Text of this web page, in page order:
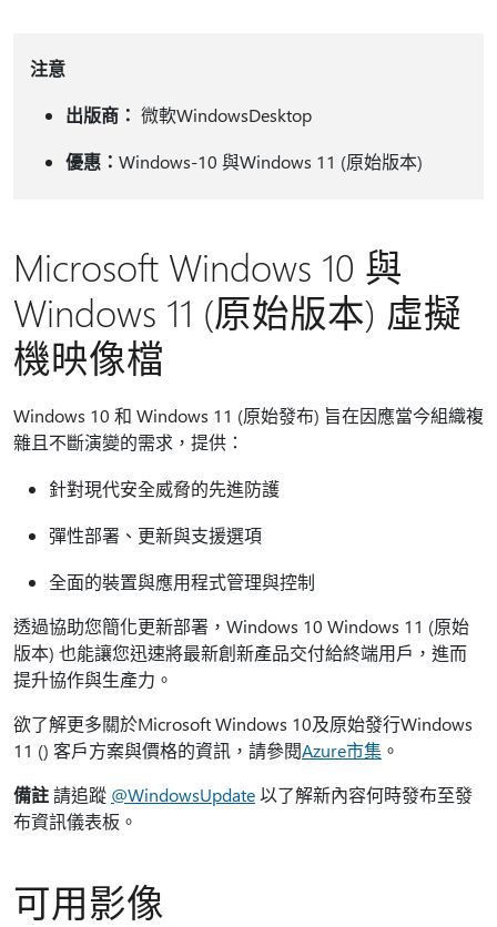
注意
出版商： 微軟WindowsDesktop
優惠： Windows-10 與Windows 11 (原始版本)
Microsoft Windows 10 與
Windows 11 (原始版本) 虛擬
機映像檔
Windows 10 和 Windows 11 (原始發布) 旨在因應當今組織複
雜且不斷演變的需求，提供：
針對現代安全威脅的先進防護
彈性部署、更新與支援選項
全面的裝置與應用程式管理與控制
透過協助您簡化更新部署，Windows 10 Windows 11 (原始
版本) 也能讓您迅速將最新創新產品交付給終端用戶，進而
提升協作與生產力。
欲了解更多關於Microsoft Windows 10及原始發行Windows
11 () 客戶方案與價格的資訊，請參閱Azure市集 。
備註請追蹤 @WindowsUpdate以了解新內容何時發布至發
布資訊儀表板。
可用影像